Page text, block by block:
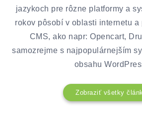
jazykoch pre rôzne platformy a
rokov pôsobí v oblasti internetu a
CMS, ako napr: Opencart,
samozrejme s najpopulárnejším
obsahu
Zobraziť všetky